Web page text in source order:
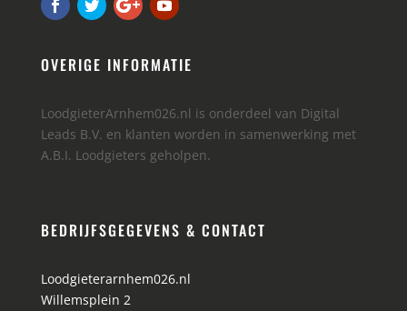
OVERIGE INFORMATIE
LoodgieterArnhem026.nl is onderdeel van Digital
Leads B.V. en klanten worden in samenwerking met
A.B.I. Loodgieters geholpen.
BEDRIJFSGEGEVENS & CONTACT
Loodgieterarnhem026.nl
Willemsplein 2